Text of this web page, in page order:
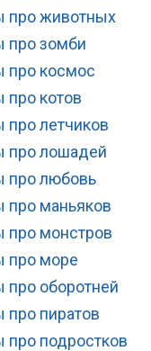
про животных
про зомби
про космос
котов
летчиков
про лошадей
про любовь
маньяков
монстров
про море
оборотней
пиратов
подростков